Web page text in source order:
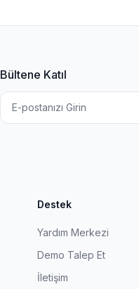
Bültene Katıl
Destek
Yardım Merkezi
Demo Talep Et
İletişim